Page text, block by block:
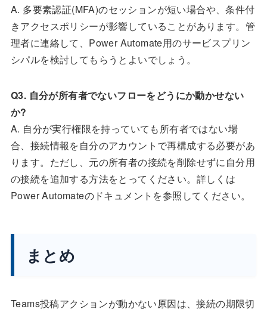
A. 多要素認証(MFA)のセッションが短い場合や、条件付
きアクセスポリシーが影響していることがあります。管
理者に連絡して、Power Automate用のサービスプリン
シパルを検討してもらうとよいでしょう。
Q3. 自分が所有者でないフローをどうにか動かせない
か?
A. 自分が実行権限を持っていても所有者ではない場
合、接続情報を自分のアカウントで再構成する必要があ
ります。ただし、元の所有者の接続を削除せずに自分用
の接続を追加する方法をとってください。詳しくは
Power Automateのドキュメントを参照してください。
まとめ
Teams投稿アクションが動かない原因は、接続の期限切